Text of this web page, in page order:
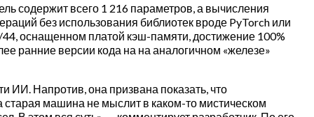
содержит всего 1 216 параметров, а вычисления
без использования библиотек вроде PyTorch или
оснащенном платой кэш-памяти, достижение 100%
ранние версии кода на на аналогичном «железе»
ИИ. Напротив, она призвана показать, что
машина не мыслит в каком-то мистическом